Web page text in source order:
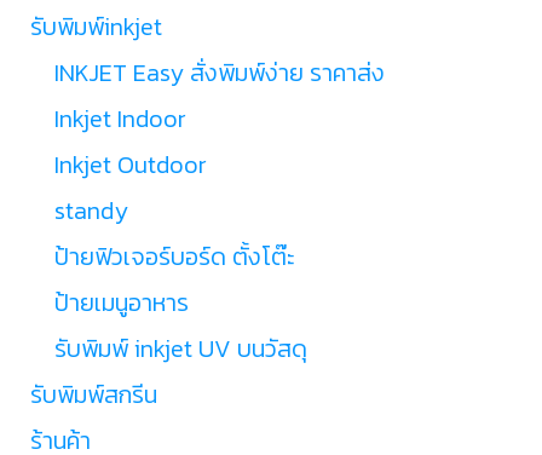
รับพิมพ์inkjet
INKJET Easy สั่งพิมพ์ง่าย ราคาส่ง
Inkjet Indoor
Inkjet Outdoor
standy
ป้ายฟิวเจอร์บอร์ด ตั้งโต๊ะ
ป้ายเมนูอาหาร
รับพิมพ์ inkjet UV บนวัสดุ
รับพิมพ์สกรีน
ร้านค้า